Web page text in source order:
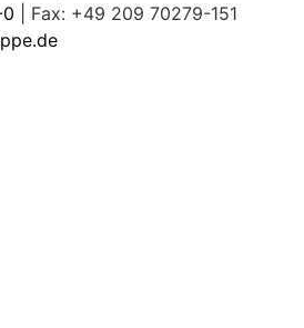
| Fax: +49 209 70279-151